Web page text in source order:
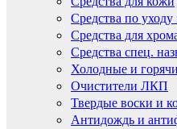
Средства по
Средства для
Средства спец.
Холодные и
Очистители ЛКП
Твердые воски и
Антидождь и